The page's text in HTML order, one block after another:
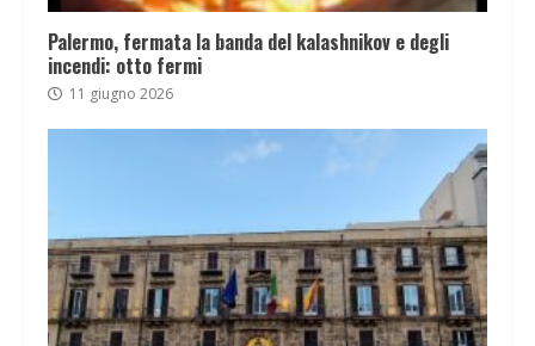
Palermo, fermata la banda del kalashnikov e degli
incendi: otto fermi
11 giugno 2026